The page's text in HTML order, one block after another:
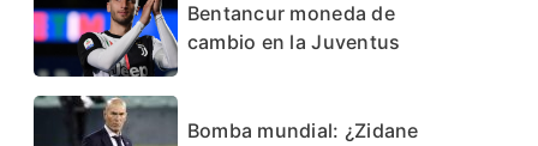
Bentancur moneda de
cambio en la Juventus
Bomba mundial: ¿Zidane